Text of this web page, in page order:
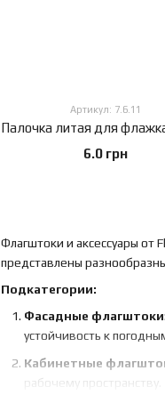
Флагштоки и аксессуары от
представлены
Подкатегории:
Фасадные флагштоки
устойчивость к
Кабинетные
рабочему пространству.
Артикул: 7.6.11
6.0 грн